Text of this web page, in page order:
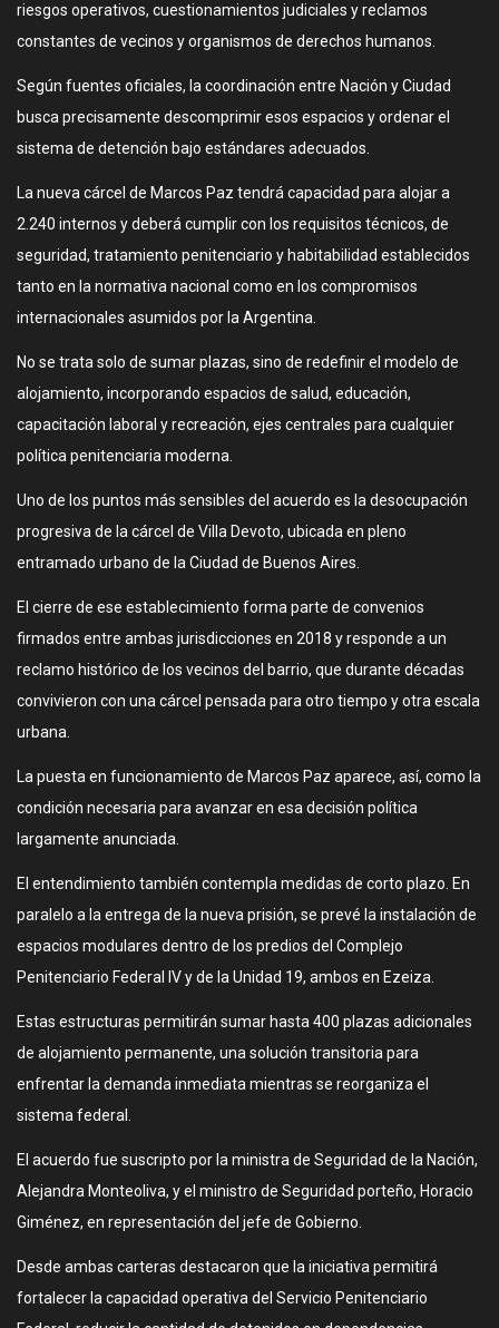
riesgos operativos, cuestionamientos judiciales y reclamos
constantes de vecinos y organismos de derechos humanos.
Según fuentes oficiales, la coordinación entre Nación y Ciudad
busca precisamente descomprimir esos espacios y ordenar el
sistema de detención bajo estándares adecuados.
La nueva cárcel de Marcos Paz tendrá capacidad para alojar a
2.240 internos y deberá cumplir con los requisitos técnicos, de
seguridad, tratamiento penitenciario y habitabilidad establecidos
tanto en la normativa nacional como en los compromisos
internacionales asumidos por la Argentina.
No se trata solo de sumar plazas, sino de redefinir el modelo de
alojamiento, incorporando espacios de salud, educación,
capacitación laboral y recreación, ejes centrales para cualquier
política penitenciaria moderna.
Uno de los puntos más sensibles del acuerdo es la desocupación
progresiva de la cárcel de Villa Devoto, ubicada en pleno
entramado urbano de la Ciudad de Buenos Aires.
El cierre de ese establecimiento forma parte de convenios
firmados entre ambas jurisdicciones en 2018 y responde a un
reclamo histórico de los vecinos del barrio, que durante décadas
convivieron con una cárcel pensada para otro tiempo y otra escala
urbana.
La puesta en funcionamiento de Marcos Paz aparece, así, como la
condición necesaria para avanzar en esa decisión política
largamente anunciada.
El entendimiento también contempla medidas de corto plazo. En
paralelo a la entrega de la nueva prisión, se prevé la instalación de
espacios modulares dentro de los predios del Complejo
Penitenciario Federal IV y de la Unidad 19, ambos en Ezeiza.
Estas estructuras permitirán sumar hasta 400 plazas adicionales
de alojamiento permanente, una solución transitoria para
enfrentar la demanda inmediata mientras se reorganiza el
sistema federal.
El acuerdo fue suscripto por la ministra de Seguridad de la Nación,
Alejandra Monteoliva, y el ministro de Seguridad porteño, Horacio
Giménez, en representación del jefe de Gobierno.
Desde ambas carteras destacaron que la iniciativa permitirá
fortalecer la capacidad operativa del Servicio Penitenciario